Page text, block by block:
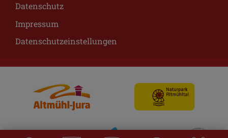
Datenschutz
Impressum
Datenschutzeinstellungen